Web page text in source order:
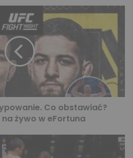
Co obstawiać?
żywo w eFortuna